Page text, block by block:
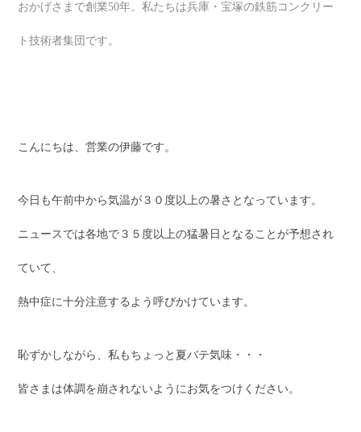
おかげさまで創業50年。私たちは兵庫・宝塚の鉄筋コンクリー
ト技術者集団です。
こんにちは、営業の伊藤です。
今日も午前中から気温が３０度以上の暑さとなっています。
ニュースでは各地で３５度以上の猛暑日となることが予想され
ていて、
熱中症に十分注意するよう呼びかけています。
恥ずかしながら、私もちょっと夏バテ気味・・・
皆さまは体調を崩されないようにお気をつけください。